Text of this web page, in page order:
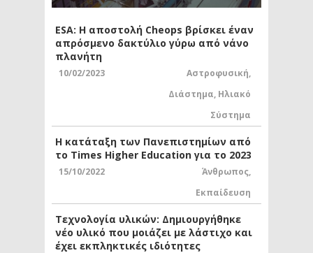
ESA: Η αποστολή Cheops βρίσκει έναν
απρόσμενο δακτύλιο γύρω από νάνο
πλανήτη
10/02/2023 Αστροφυσική,
Διάστημα, Ηλιακό
Σύστημα
Η κατάταξη των Πανεπιστημίων από
το Times Higher Education για το 2023
15/10/2022 Άνθρωπος,
Εκπαίδευση
Τεχνολογία υλικών: Δημιουργήθηκε
νέο υλικό που μοιάζει με λάστιχο και
έχει εκπληκτικές ιδιότητες